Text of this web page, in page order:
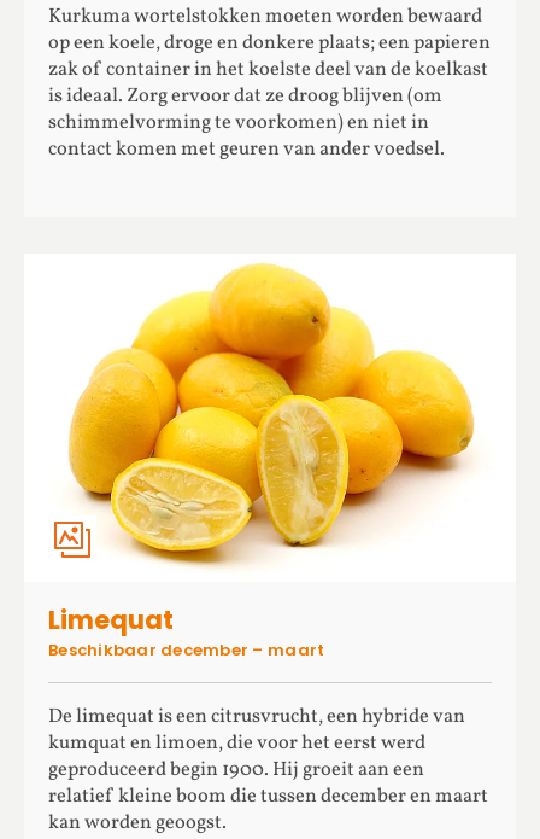
Kurkuma wortelstokken moeten worden bewaard
op een koele, droge en donkere plaats; een papieren
zak of container in het koelste deel van de koelkast
is ideaal. Zorg ervoor dat ze droog blijven (om
schimmelvorming te voorkomen) en niet in
contact komen met geuren van ander voedsel.
Limequat
Beschikbaar december – maart
De limequat is een citrusvrucht, een hybride van
kumquat en limoen, die voor het eerst werd
geproduceerd begin 1900. Hij groeit aan een
relatief kleine boom die tussen december en maart
kan worden geoogst.